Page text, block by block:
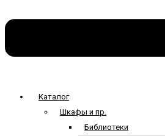
Каталог
Шкафы и пр.
Библиотеки